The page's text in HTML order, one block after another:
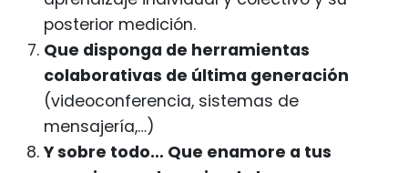
posterior medición.
Que disponga de herramientas
colaborativas de última generación
(videoconferencia, sistemas de
mensajería,…)
Y sobre todo… Que enamore a tus